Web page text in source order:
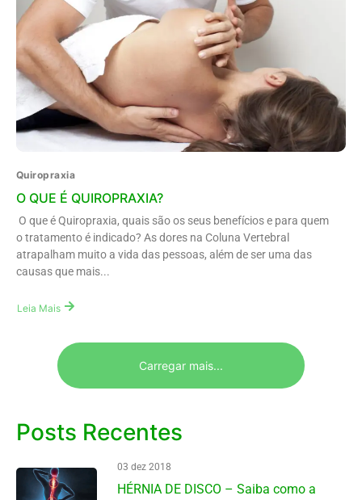
Quiropraxia
O QUE É QUIROPRAXIA?
O que é Quiropraxia, quais são os seus benefícios e para quem
o tratamento é indicado? As dores na Coluna Vertebral
atrapalham muito a vida das pessoas, além de ser uma das
causas que mais...
Leia Mais
Carregar mais...
Posts Recentes
03 dez 2018
HÉRNIA DE DISCO – Saiba como a